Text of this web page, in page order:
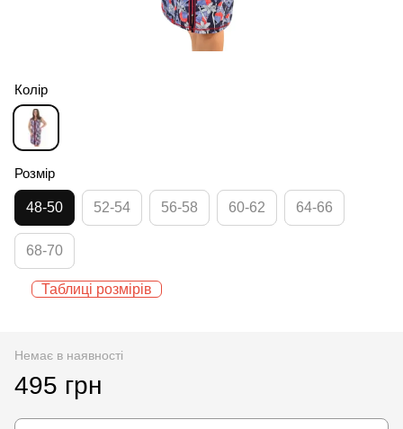
Колір
Розмір
48-50 52-54 56-58 60-62 64-66
68-70
Таблиці розмірів
Немає в наявності
495 грн